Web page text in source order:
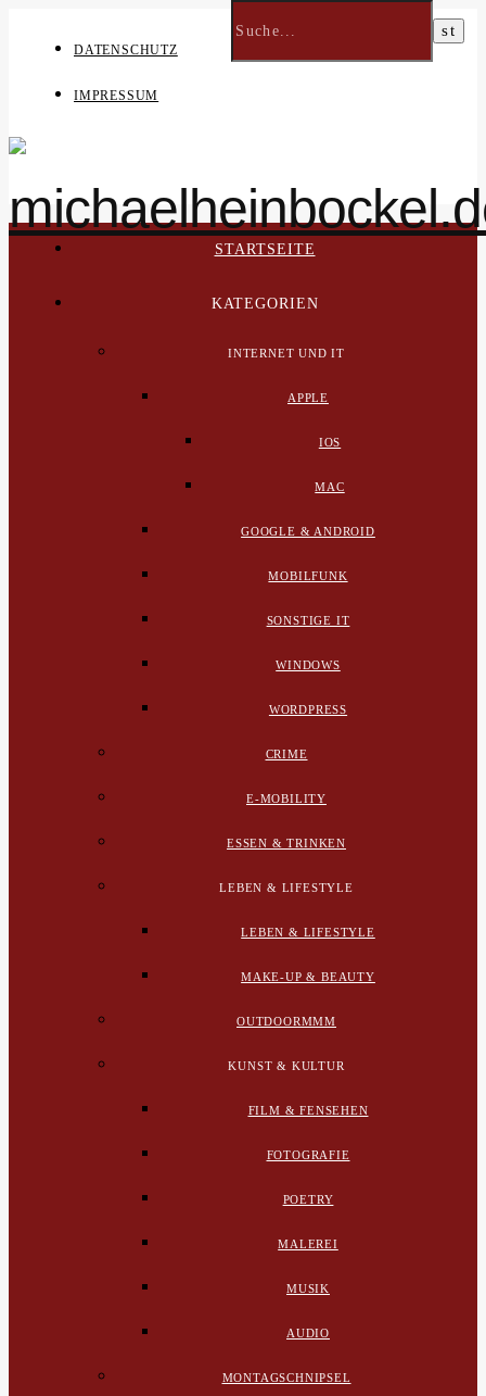
DATENSCHUTZ
IMPRESSUM
STARTSEITE
KATEGORIEN
INTERNET UND IT
APPLE
IOS
MAC
GOOGLE & ANDROID
MOBILFUNK
SONSTIGE IT
WINDOWS
WORDPRESS
CRIME
E-MOBILITY
ESSEN & TRINKEN
LEBEN & LIFESTYLE
LEBEN & LIFESTYLE
MAKE-UP & BEAUTY
OUTDOORMMM
KUNST & KULTUR
FILM & FENSEHEN
FOTOGRAFIE
POETRY
MALEREI
MUSIK
AUDIO
MONTAGSCHNIPSEL